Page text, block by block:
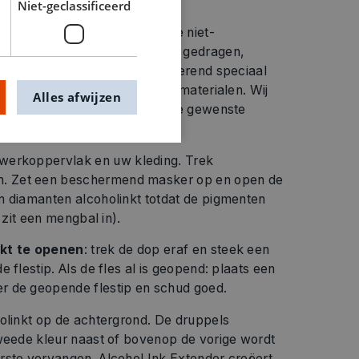
geschikt voor gebruik op alle niet-
Alcoholinkt kan zich anders gedragen,
Bijvoorbeeld niet-absorberend speciaal
kunststof en vele andere materialen. Wij
uit te voeren op de gewenste
en uw kleding. Trek
Zet een beschermend masker op en open de
diamanten alcoholinkt totdat de pigmenten
een mengbal in).
te openen: trek de dop eraf en steek een
flestip. Als de fles al is geopend: plaats een
de geopende flestip en schud goed.
op de achtergrond. De druppels
kleur naast of bovenop de vorige wordt
Niet-geclassificeerd
Alles afwijzen